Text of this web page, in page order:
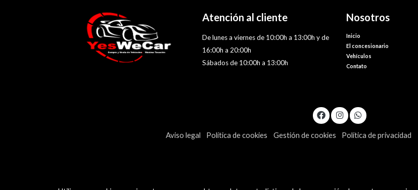
Atención al cliente
De lunes a viernes de 10:00h a 13:00h y de
16:00h a 20:00h
Sábados de 10:00h a 13:00h
Nosotros
Inicio
El concesionario
Vehículos
Contato
Aviso legal Política de cookies Gestión de cookies Política de privacidad